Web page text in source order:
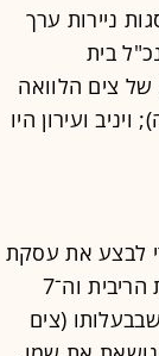
ניירות ערך
בית
צים הלוואה
ועירון היו
לבצע את עסקת
פסגות ורכישות נוספות. אבל קרו לו אירועים מאוד חריגים כמו עליית הריבית וה־7
(צים